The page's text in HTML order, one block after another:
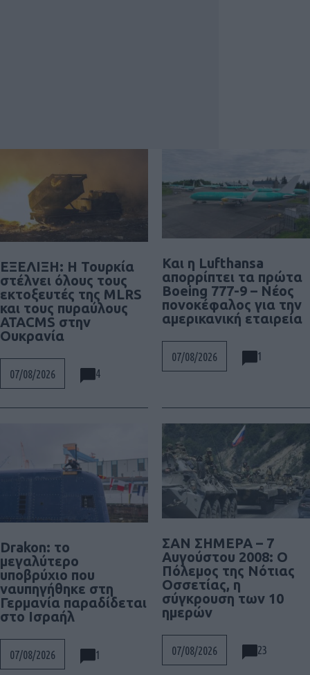
ΕΞΕΛΙΞΗ: H Τουρκία
στέλνει όλους τους
εκτοξευτές της MLRS
και τους πυραύλους
ATACMS στην
Ουκρανία
07/08/2026 4
Και η Lufthansa
απορρίπτει τα πρώτα
Boeing 777-9 – Νέος
πονοκέφαλος για την
αμερικανική εταιρεία
07/08/2026 1
Drakon: το
μεγαλύτερο
υποβρύχιο που
ναυπηγήθηκε στη
Γερμανία παραδίδεται
στο Ισραήλ
07/08/2026 1
ΣΑΝ ΣΗΜΕΡΑ – 7
Αυγούστου 2008: Ο
Πόλεμος της Νότιας
Οσσετίας, η
σύγκρουση των 10
ημερών
07/08/2026 23